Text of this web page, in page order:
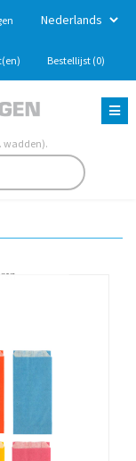
Bestellijst (0)
wadden).